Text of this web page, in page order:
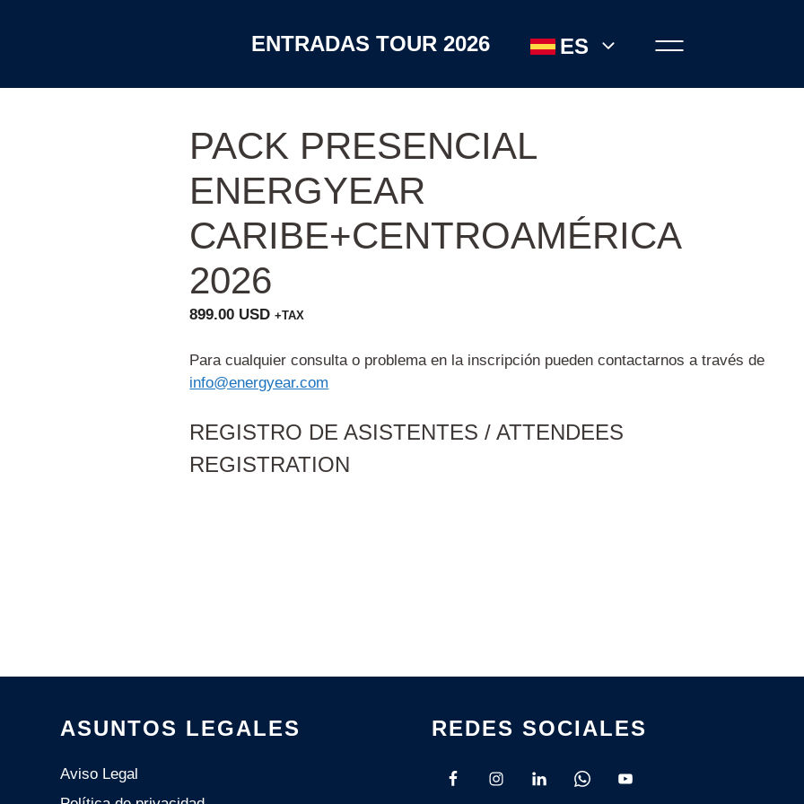
ENTRADAS TOUR 2026 ES
PACK PRESENCIAL
ENERGYEAR
CARIBE+CENTROAMÉRICA
2026
899.00 USD +TAX
Para cualquier consulta o problema en la inscripción pueden contactarnos a través de
info@energyear.com
REGISTRO DE ASISTENTES / ATTENDEES
REGISTRATION
ASUNTOS LEGALES
Aviso Legal
REDES SOCIALES